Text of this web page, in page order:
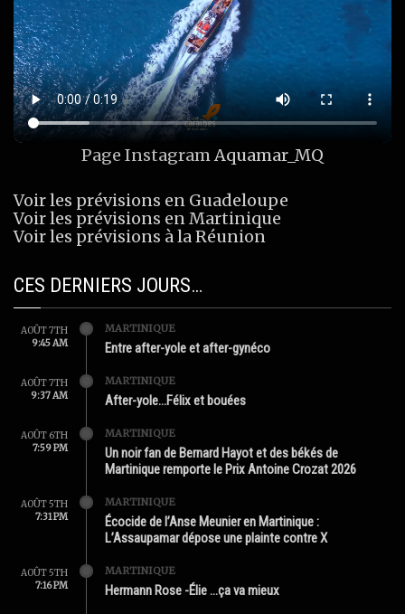
Page InstagramAquamar_MQ
Voir les prévisions en Guadeloupe
Voir les prévisions en Martinique
Voir les prévisions à la Réunion
CES DERNIERS JOURS…
AOÛT 7TH
9:45 AM
MARTINIQUE
Entre after-yole et after-gynéco
AOÛT 7TH
9:37 AM
MARTINIQUE
After-yole…Félix et bouées
AOÛT 6TH
7:59 PM
MARTINIQUE
Un noir fan de Bernard Hayot et des békés de
Martinique remporte le Prix Antoine Crozat 2026
AOÛT 5TH
7:31 PM
MARTINIQUE
Écocide de l’Anse Meunier en Martinique :
L’Assaupamar dépose une plainte contre X
AOÛT 5TH
7:16 PM
MARTINIQUE
Hermann Rose -Élie …ça va mieux